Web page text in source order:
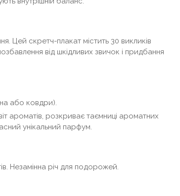
Цей скретч-плакат містить 30 викликів
від шкідливих звичок і придбання
або ковдри).
ароматів, розкриває таємниці ароматних
унікальний парфум.
Незамінна річ для подорожей.